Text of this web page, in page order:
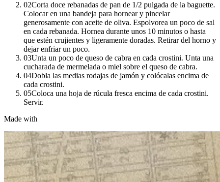
02Corta doce rebanadas de pan de 1/2 pulgada de la baguette.
Colocar en una bandeja para hornear y pincelar
generosamente con aceite de oliva. Espolvorea un poco de sal
en cada rebanada. Hornea durante unos 10 minutos o hasta
que estén crujientes y ligeramente doradas. Retirar del horno y
dejar enfriar un poco.
03Unta un poco de queso de cabra en cada crostini. Unta una
cucharada de mermelada o miel sobre el queso de cabra.
04Dobla las medias rodajas de jamón y colócalas encima de
cada crostini.
05Coloca una hoja de rúcula fresca encima de cada crostini.
Servir.
Made with